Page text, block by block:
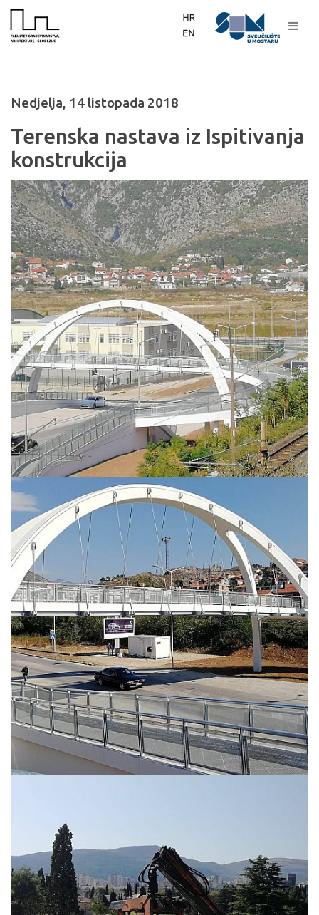
Nedjelja, 14 listopada 2018
Terenska nastava iz Ispitivanja
konstrukcija